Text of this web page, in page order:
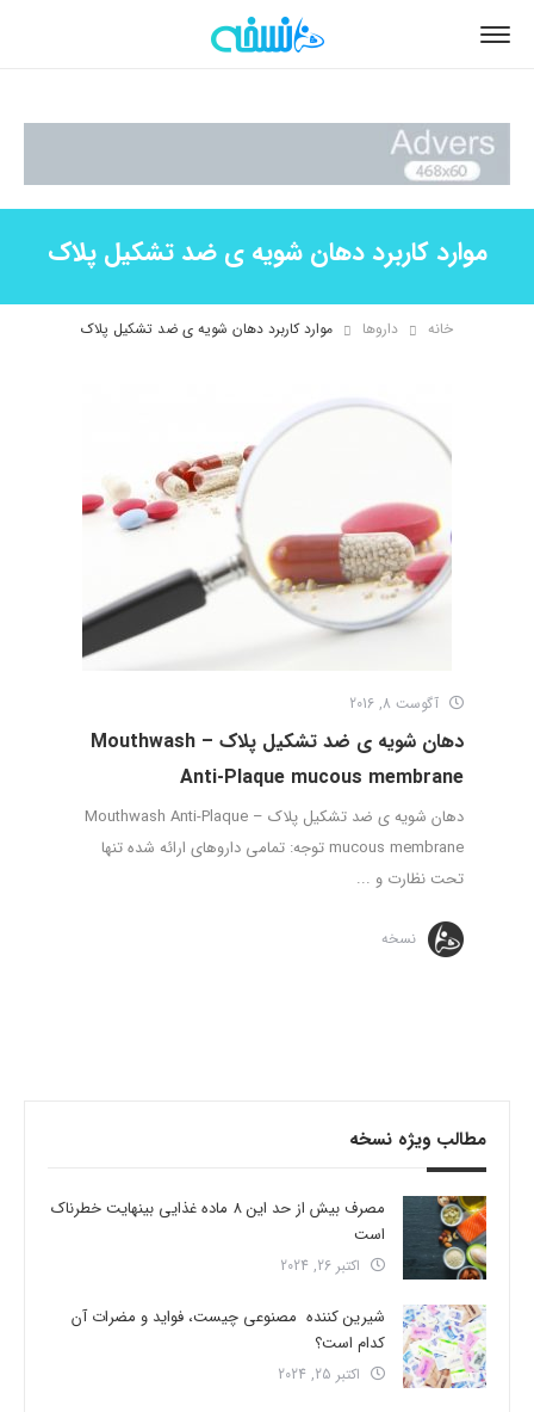
موارد کاربرد دهان شویه ی ضد تشکیل پلاک
خانه داروها موارد کاربرد دهان شویه ی ضد تشکیل پلاک
آگوست 8, 2016
دهان شویه ی ضد تشکیل پلاک – Mouthwash
Anti-Plaque mucous membrane
دهان شویه ی ضد تشکیل پلاک – Mouthwash Anti-Plaque
mucous membrane توجه: تمامی داروهای ارائه شده تنها
تحت نظارت و ...
نسخه
مطالب ویژه نسخه
مصرف بیش از حد این 8 ماده غذایی بینهایت خطرناک
است
اکتبر 26, 2024
شیرین کننده مصنوعی چیست، فواید و مضرات آن
کدام است؟
اکتبر 25, 2024